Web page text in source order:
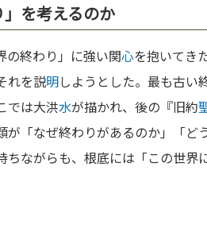
を考えるのか
の終わり」に強い関心を抱いてき
れを説明しようとした。最も古い
では大洪水が描かれ、後の『旧約
が「なぜ終わりがあるのか」「ど
ちながらも、根底には「この世